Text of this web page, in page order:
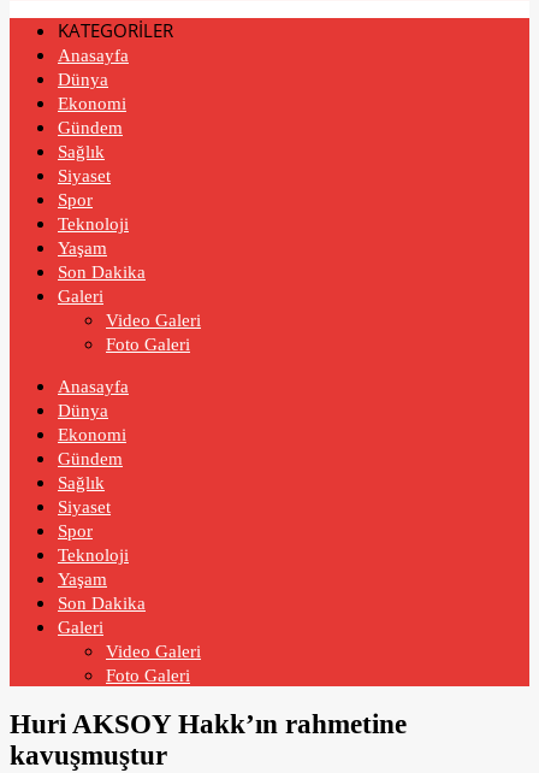
KATEGORİLER
Anasayfa
Dünya
Ekonomi
Gündem
Sağlık
Siyaset
Spor
Teknoloji
Yaşam
Son Dakika
Galeri
Video Galeri
Foto Galeri
Anasayfa
Dünya
Ekonomi
Gündem
Sağlık
Siyaset
Spor
Teknoloji
Yaşam
Son Dakika
Galeri
Video Galeri
Foto Galeri
Huri AKSOY Hakk’ın rahmetine
kavuşmuştur